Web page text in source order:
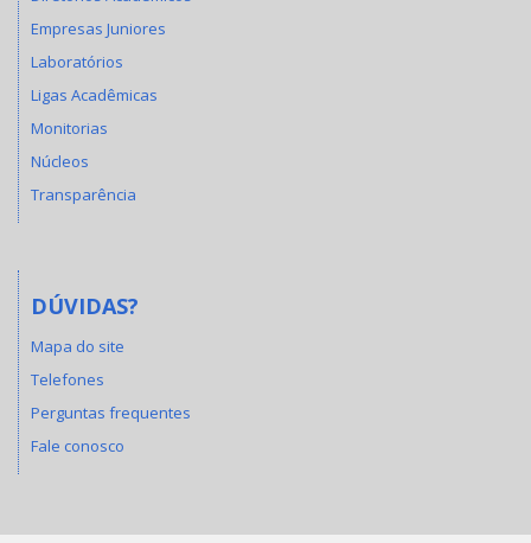
Empresas Juniores
Laboratórios
Ligas Acadêmicas
Monitorias
Núcleos
Transparência
DÚVIDAS?
Mapa do site
Telefones
Perguntas frequentes
Fale conosco